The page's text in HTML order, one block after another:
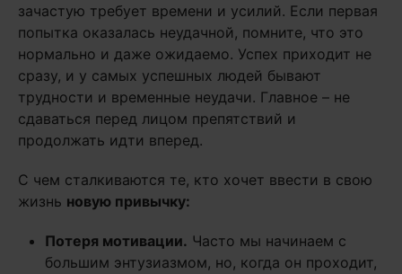
зачастую требует времени и усилий. Если первая
попытка оказалась неудачной, помните, что это
нормально и даже ожидаемо. Успех приходит не
сразу, и у самых успешных людей бывают
трудности и временные неудачи. Главное – не
сдаваться перед лицом препятствий и
продолжать идти вперед.
С чем сталкиваются те, кто хочет ввести в свою
жизнь новую привычку:
Потеря мотивации. Часто мы начинаем с
большим энтузиазмом, но, когда он проходит,